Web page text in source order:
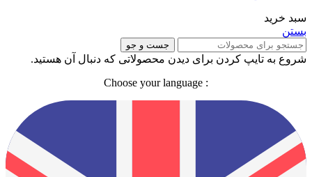
سبد خرید
بستن
جست و جو
شروع به تایپ کردن برای دیدن محصولاتی که دنبال آن هستید.
: Choose your language